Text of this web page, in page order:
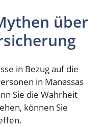
über
in Bezug auf die
in Manassas
Sie die Wahrheit
können Sie